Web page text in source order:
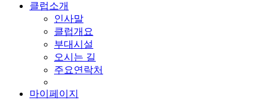
클럽소개
인사말
클럽개요
부대시설
오시는 길
주요연락처
마이페이지